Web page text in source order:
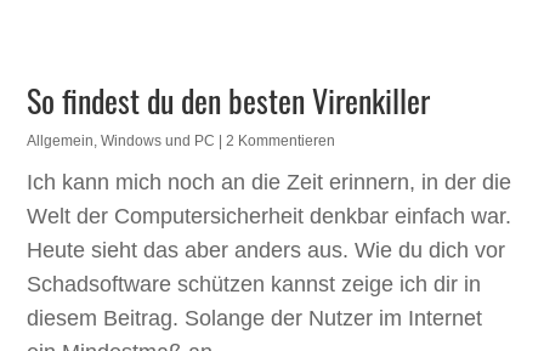
So findest du den besten Virenkiller
Allgemein ,Windows und PC | 2 Kommentieren
Ich kann mich noch an die Zeit erinnern, in der die
Welt der Computersicherheit denkbar einfach war.
Heute sieht das aber anders aus. Wie du dich vor
Schadsoftware schützen kannst zeige ich dir in
diesem Beitrag. Solange der Nutzer im Internet